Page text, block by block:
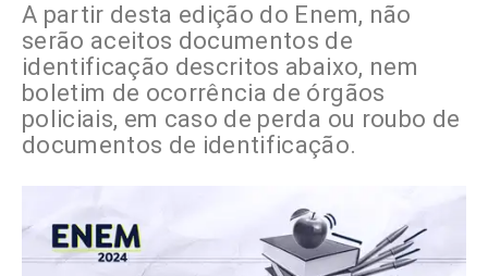
A partir desta edição do Enem, não
serão aceitos documentos de
identificação descritos abaixo, nem
boletim de ocorrência de órgãos
policiais, em caso de perda ou roubo de
documentos de identificação.